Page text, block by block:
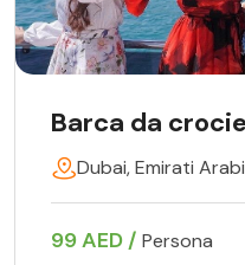
Barca da
Dubai, Emirati
99 AED / Persona